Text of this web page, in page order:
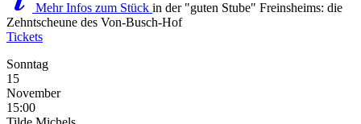
Mehr Infos zum Stück in der "guten Stube" Freinsheims: die
Zehntscheune des Von-Busch-Hof
Tickets
Sonntag
15
November
15:00